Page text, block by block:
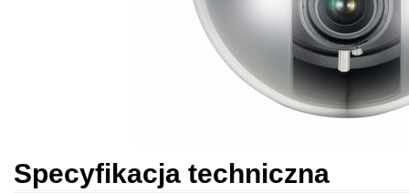
Specyfikacja techniczna